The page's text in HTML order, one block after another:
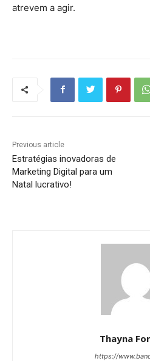
atrevem a agir.
Previous article
Estratégias inovadoras de
Marketing Digital para um
Natal lucrativo!
Thayna
https://